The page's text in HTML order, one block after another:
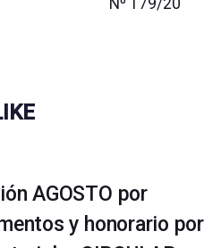
Nº 179/20
AGOSTO por
y honorario por